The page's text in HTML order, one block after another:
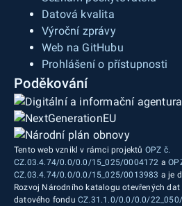
Datová kvalita
Výroční zprávy
Web na GitHubu
Prohlášení o přístupnosti
Poděkování
Tento web vznikl v rámci projektů OPZ č.
CZ.03.4.74/0.0/0.0/15_025/0004172 a
CZ.03.4.74/0.0/0.0/15_025/0013983 a je
Rozvoj Národního katalogu otevřených
datového fondu CZ.31.1.0/0.0/0.0/